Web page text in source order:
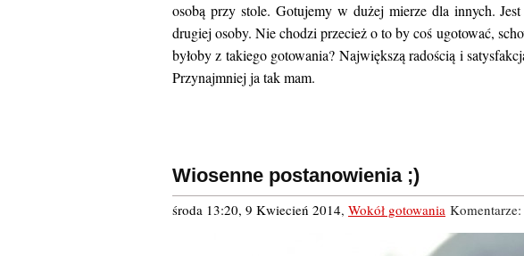
osobą przy stole. Gotujemy w dużej mierze dla innych.
drugiej osoby. Nie chodzi przecież o to by coś ugotować,
byłoby z takiego gotowania? Największą radością i
Przynajmniej ja tak mam.
Wiosenne postanowienia ;)
środa 13:20, 9 Kwiecień 2014, Wokół gotowania Komentarze: